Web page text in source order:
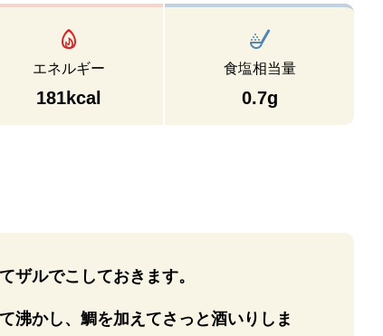
エネルギー
181kcal
食塩相当量
0.7g
ザルでこしておきます。
沸かし、鯛を加えてさっと酒いりしま